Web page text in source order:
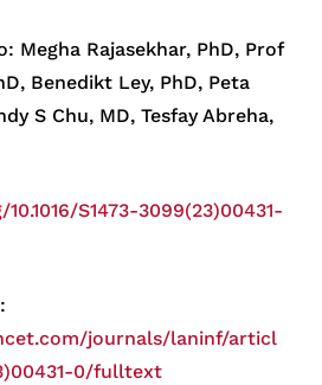
Megha Rajasekhar, PhD, Prof
Benedikt Ley, PhD, Peta
S Chu, MD, Tesfay Abreha,
S1473-3099(23)00431-
journals/laninf/articl
0/fulltext